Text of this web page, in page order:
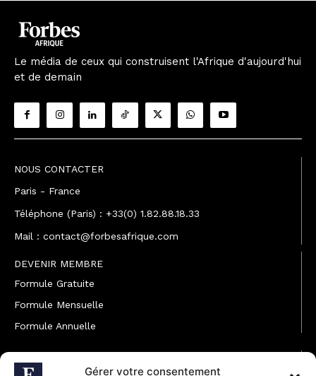
Gérer votre consentement
Le média de ceux qui construisent l'Afrique d'aujourd'hui
et de demain
NOUS CONTACTER
Paris - France
Téléphone (Paris) : +33(0) 1.82.88.18.33
Mail : contact@forbesafrique.com
DEVENIR MEMBRE
Formule Gratuite
Formule Mensuelle
Formule Annuelle
JOINDRE L'ÉQUIPE